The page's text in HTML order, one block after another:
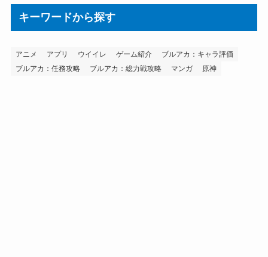
キーワードから探す
アニメ アプリ ウイイレ ゲーム紹介
ブルアカ：キャラ評価
ブルアカ：任務攻略
ブルアカ：総力戦攻略 マンガ 原神